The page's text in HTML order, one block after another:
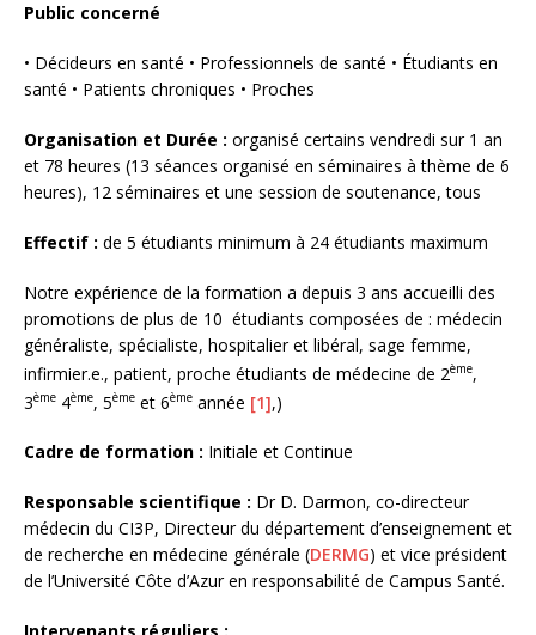
Public concerné
• Décideurs en santé • Professionnels de santé • Étudiants en
santé • Patients chroniques • Proches
Organisation et Durée : organisé certains vendredi sur 1 an
et 78 heures (13 séances organisé en séminaires à thème de 6
heures), 12 séminaires et une session de soutenance, tous
Effectif : de 5 étudiants minimum à 24 étudiants maximum
Notre expérience de la formation a depuis 3 ans accueilli des
promotions de plus de 10 étudiants composées de : médecin
généraliste, spécialiste, hospitalier et libéral, sage femme,
infirmier.e., patient, proche étudiants de médecine de 2ème,
3ème 4ème, 5ème et 6ème année [1],)
Cadre de formation : Initiale et Continue
Responsable scientifique : Dr D. Darmon, co-directeur
médecin du CI3P, Directeur du département d’enseignement et
de recherche en médecine générale (DERMG) et vice président
de l’Université Côte d’Azur en responsabilité de Campus Santé.